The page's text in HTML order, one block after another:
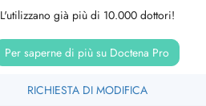
L'utilizzano già più di 10.000 dottori!
Per saperne di più su Doctena Pro
RICHIESTA DI MODIFICA